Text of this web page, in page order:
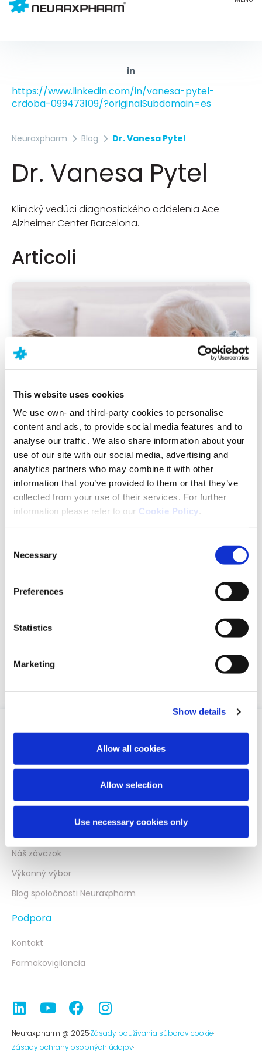
This website uses cookies
We use own- and third-party cookies to personalise
content and ads, to provide social media features and to
analyse our traffic. We also share information about your
use of our site with our social media, advertising and
analytics partners who may combine it with other
information that you’ve provided to them or that they’ve
collected from your use of their services. For further
information please refer to our Cookie Policy.
Selection
Necessary
Preferences
Statistics
Marketing
Show details
Allow all cookies
Allow selection
Use necessary cookies only
https://www.linkedin.com/in/vanesa-pytel-
crdoba-099473109/?originalSubdomain=es
Neuraxpharm Blog Dr. Vanesa Pytel
Dr. Vanesa Pytel
Klinický vedúci diagnostického oddelenia Ace
Alzheimer Center Barcelona.
Articoli
Prvých 10 príznakov
Príznaky sa líšia v závislosti od postihnutej
oblasti. Prejavy prvých príznakov
(do 65 rokov) nie sú rovnaké ako u
Čítať viac
CNS
Lekár
Neuraxpharm
Náš záväzok
Výkonný výbor
Blog spoločnosti Neuraxpharm
Podpora
Kontakt
Farmakovigilancia
Neuraxpharm @ 2025Zásady používania súborov cookie
Zásady ochrany osobných údajov